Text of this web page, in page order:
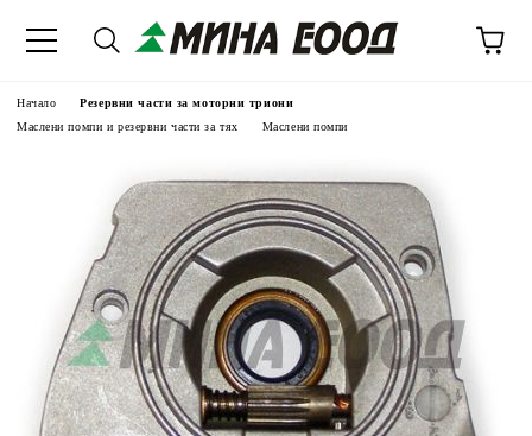
Начало
Резервни части за моторни триони
Маслени помпи и резервни части за тях
Маслени помпи